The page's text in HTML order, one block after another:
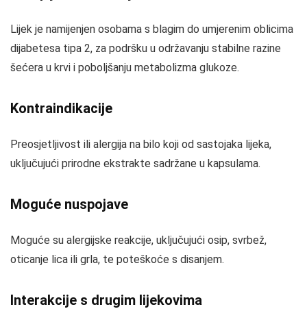
Lijek je namijenjen osobama s blagim do umjerenim oblicima
dijabetesa tipa 2, za podršku u održavanju stabilne razine
šećera u krvi i poboljšanju metabolizma glukoze.
Kontraindikacije
Preosjetljivost ili alergija na bilo koji od sastojaka lijeka,
uključujući prirodne ekstrakte sadržane u kapsulama.
Moguće nuspojave
Moguće su alergijske reakcije, uključujući osip, svrbež,
oticanje lica ili grla, te poteškoće s disanjem.
Interakcije s drugim lijekovima